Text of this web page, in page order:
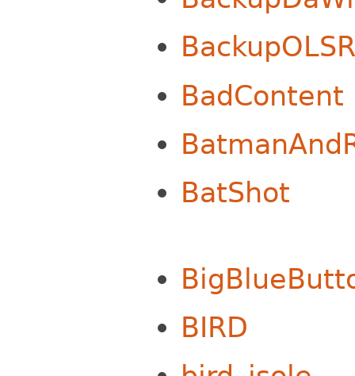
BadContent
BatShot
BIRD